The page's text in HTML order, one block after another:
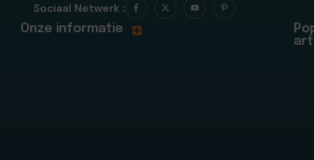
Sociaal Netwerk :
Onze informatie